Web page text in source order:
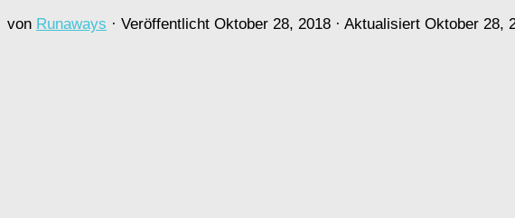
von Runaways · Veröffentlicht Oktober 28, 2018 · Aktualisiert Oktober 28,